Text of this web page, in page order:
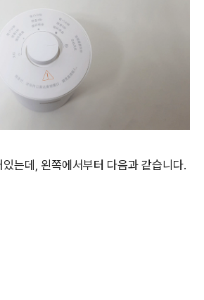
는데, 왼쪽에서부터 다음과 같습니다.